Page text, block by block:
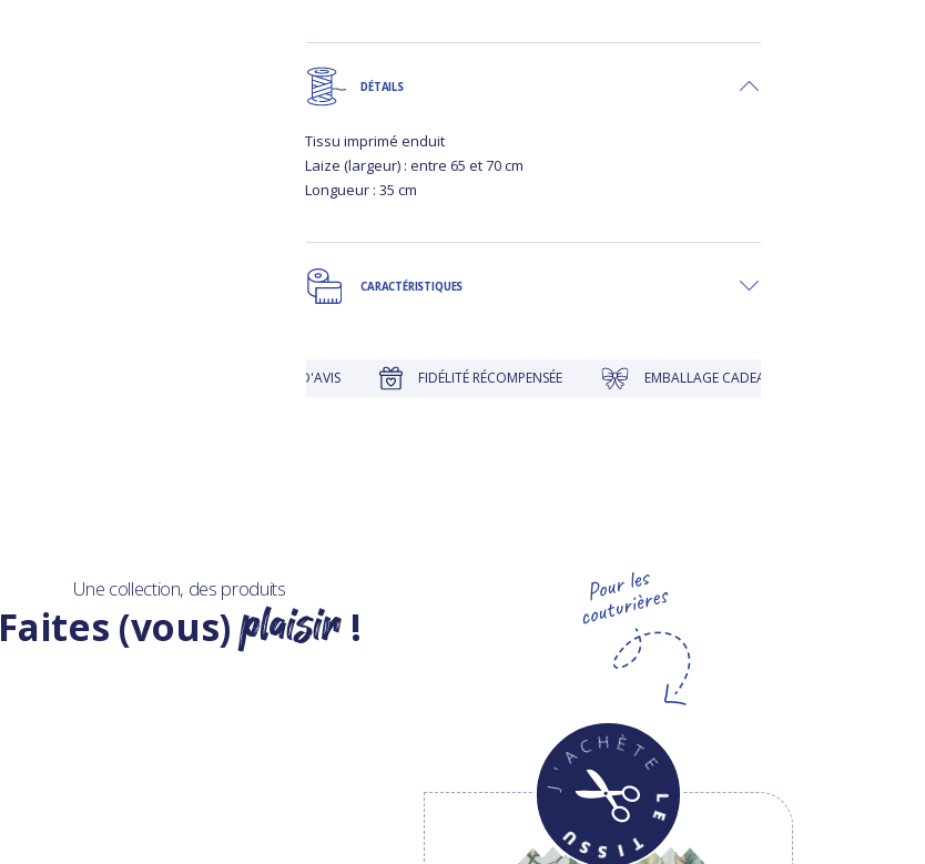
DÉTAILS
Tissu imprimé enduit
Laize (largeur) : entre 65 et 70 cm
Longueur : 35 cm
CARACTÉRISTIQUES
JUSQU'À 30 JOURS POUR CHANGER D'AVIS FIDÉLITÉ RÉCOMPENSÉE EMBALLAGE CADEAU À PRIX DOUX
Une collection, des produits
Faites (vous)plaisir!